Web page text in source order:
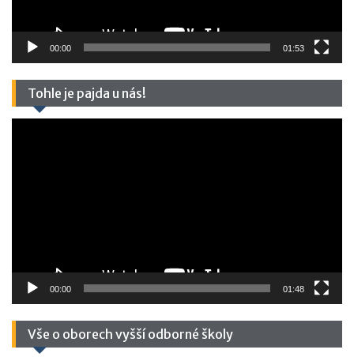
00:00 01:53
Tohle je pajda u nás!
00:00 01:48
Vše o oborech vyšší odborné školy